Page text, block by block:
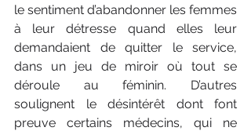
le sentiment d’abandonner les femmes
à leur détresse quand elles leur
demandaient de quitter le service,
dans un jeu de miroir où tout se
déroule au féminin. D’autres
soulignent le désintérêt dont font
preuve certains médecins, qui ne